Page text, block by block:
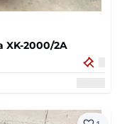
XK-2000/2A